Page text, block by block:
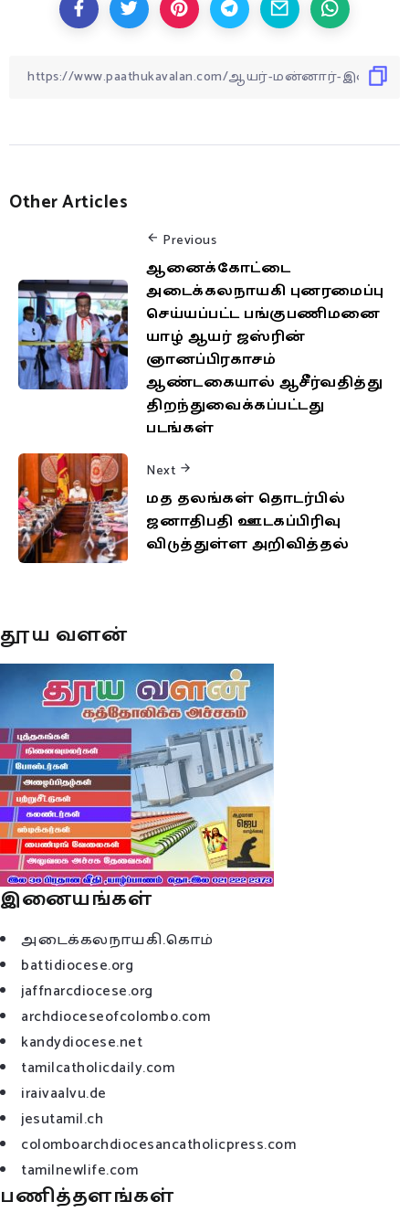
Other Articles
Previous
ஆனைக்கோட்டை
அடைக்கலநாயகி புனரமைப்பு
செய்யப்பட்ட பங்குபணிமனை
யாழ் ஆயர் ஜஸ்ரின்
ஞானப்பிரகாசம்
ஆண்டகையால் ஆசீர்வதித்து
திறந்துவைக்கப்பட்டது
படங்கள்
Next
மத தலங்கள் தொடர்பில்
ஜனாதிபதி ஊடகப்பிரிவு
விடுத்துள்ள அறிவித்தல்
தூய வளன்
இனையங்கள்
அடைக்கலநாயகி.கொம்
battidiocese.org
jaffnarcdiocese.org
archdioceseofcolombo.com
kandydiocese.net
tamilcatholicdaily.com
iraivaalvu.de
jesutamil.ch
colomboarchdiocesancatholicpress.com
tamilnewlife.com
பணித்தளங்கள்